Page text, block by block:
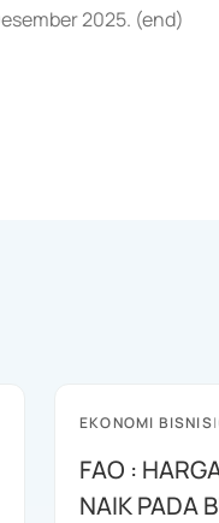
2025. (end)
EKONOMI BISNIS|
FAO :
NAIK PADA